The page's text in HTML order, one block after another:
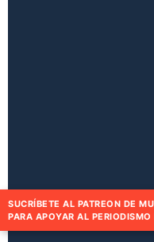
SUCRÍBETE AL PATREON DE
PARA APOYAR AL PERIODISMO